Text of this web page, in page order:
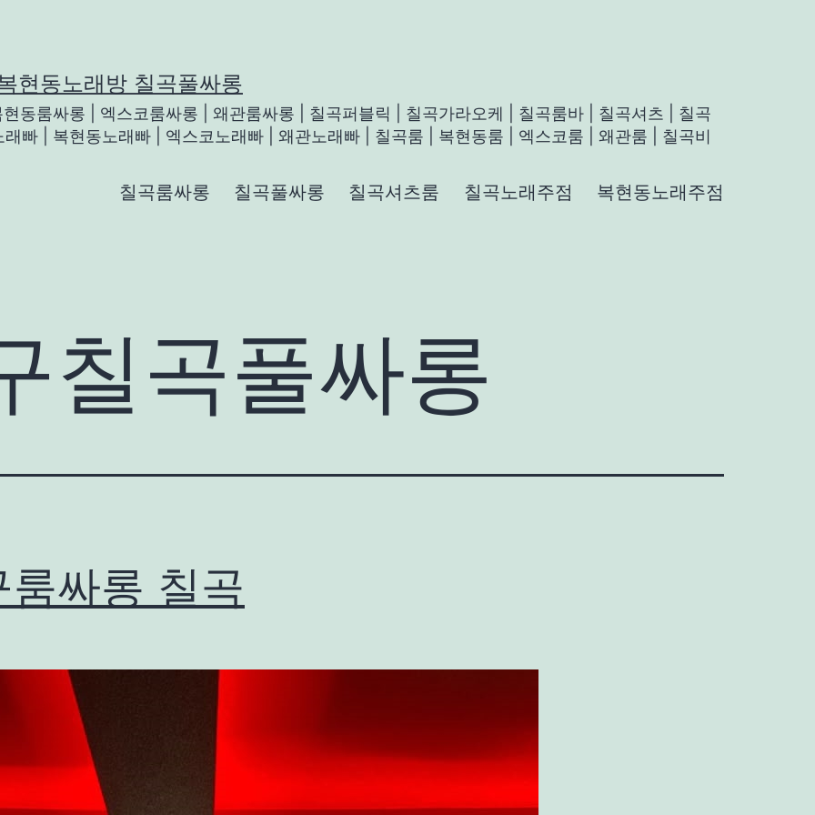
현동노래방 칠곡풀싸롱
동룸싸롱 | 엑스코룸싸롱 | 왜관룸싸롱 | 칠곡퍼블릭 | 칠곡가라오케 | 칠곡룸바 | 칠곡셔츠 | 칠곡
빠 | 복현동노래빠 | 엑스코노래빠 | 왜관노래빠 | 칠곡룸 | 복현동룸 | 엑스코룸 | 왜관룸 | 칠곡비
칠곡룸싸롱 칠곡풀싸롱 칠곡셔츠룸 칠곡노래주점 복현동노래주점
칠곡풀싸롱
룸싸롱 칠곡